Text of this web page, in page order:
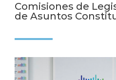
Comisiones de
de Asuntos